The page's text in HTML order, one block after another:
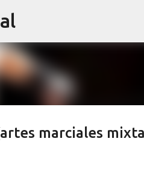
marciales